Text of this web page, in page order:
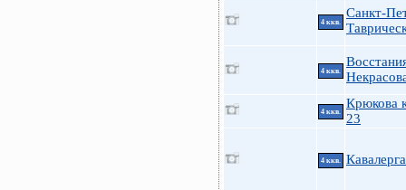
4 ккв.
Санкт-
4 ккв.
4 ккв.
Крюкова
23
4 ккв.